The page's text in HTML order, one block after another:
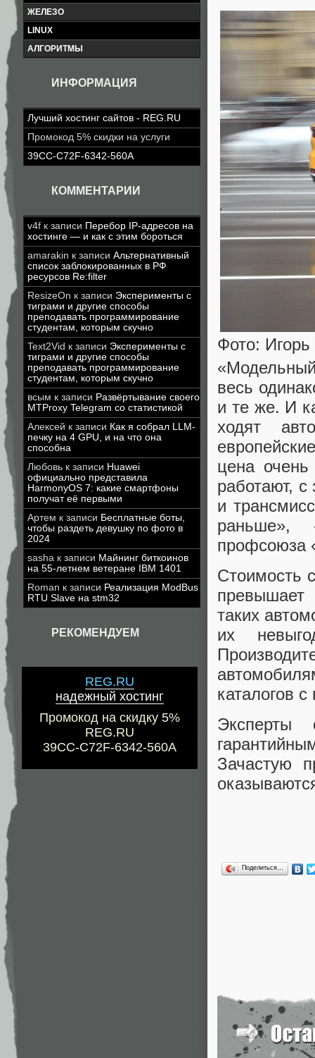
ЖЕЛЕЗО
LINUX
АЛГОРИТМЫ
ИНФОРМАЦИЯ
Лучший хостинг сайтов - REG.RU
Промокод 5% скидки на услуги
39CC-C72F-6342-560A
КОММЕНТАРИИ
v4f к записи Перебор IP-адресов на
хостинге — и как с этим бороться
amarakin к записи Альтернативный
список заблокированных в РФ
ресурсов Re:filter
ResizeOn к записи Эксперименты с
тиграми и другие способы
преподавать программирование
студентам, которым скучно
Text2Vid к записи Эксперименты с
тиграми и другие способы
преподавать программирование
студентам, которым скучно
всым к записи Развёртывание своего
MTProxy Telegram со статистикой
Алексей к записи Как я собрал LLM-
печку на 4 GPU, и на что она
способна
Любовь к записи Huawei
официально представила
HarmonyOS 7: какие смартфоны
получат её первыми
Артем к записи Бесплатные боты,
чтобы раздеть девушку по фото в
2024
sasha к записи Майнинг биткоинов
на 55-летнем ветеране IBM 1401
Roman к записи Реализация ModBus
RTU Slave на stm32
РЕКОМЕНДУЕМ
REG.RU
надежный хостинг
Промокод на скидку 5%
REG.RU
39CC-C72F-6342-560A
Фото:
весь
и те же. И
ходят
цена
работают,
и
раньше»,
профсоюза
Стоимость
превышает
таких
их
каталогов
Зачастую
Поделиться…